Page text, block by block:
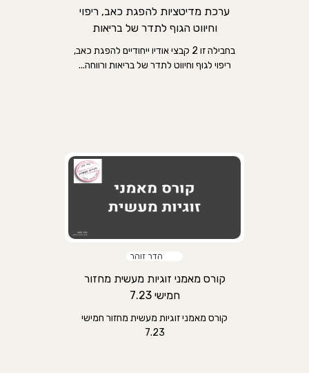
ערכת מדיטציות להפגת כאב, ריפוי
וחיווט הגוף לתדר של בריאות
בחבילה זו 2 קבצי אודיו ייחודיים להפגת כאב,
ריפוי לגוף וחיווט לתדר של בריאות ורווחה...
הדר זוהר
קורס מאמני זוגיות מעשית מחזור
חמישי 7.23
קורס מאמני זוגיות מעשית מחזור חמישי
7.23